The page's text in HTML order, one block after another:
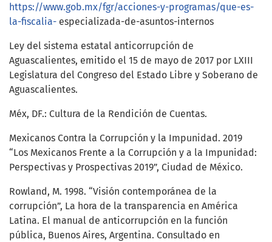
https://www.gob.mx/fgr/acciones-y-programas/que-es-
la-fiscalia- especializada-de-asuntos-internos
Ley del sistema estatal anticorrupción de
Aguascalientes, emitido el 15 de mayo de 2017 por LXIII
Legislatura del Congreso del Estado Libre y Soberano de
Aguascalientes.
Méx, DF.: Cultura de la Rendición de Cuentas.
Mexicanos Contra la Corrupción y la Impunidad. 2019
“Los Mexicanos Frente a la Corrupción y a la Impunidad:
Perspectivas y Prospectivas 2019”, Ciudad de México.
Rowland, M. 1998. “Visión contemporánea de la
corrupción”, La hora de la transparencia en América
Latina. El manual de anticorrupción en la función
pública, Buenos Aires, Argentina. Consultado en